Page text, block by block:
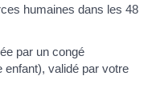
humaines dans les 48
par un congé
enfant), validé par votre